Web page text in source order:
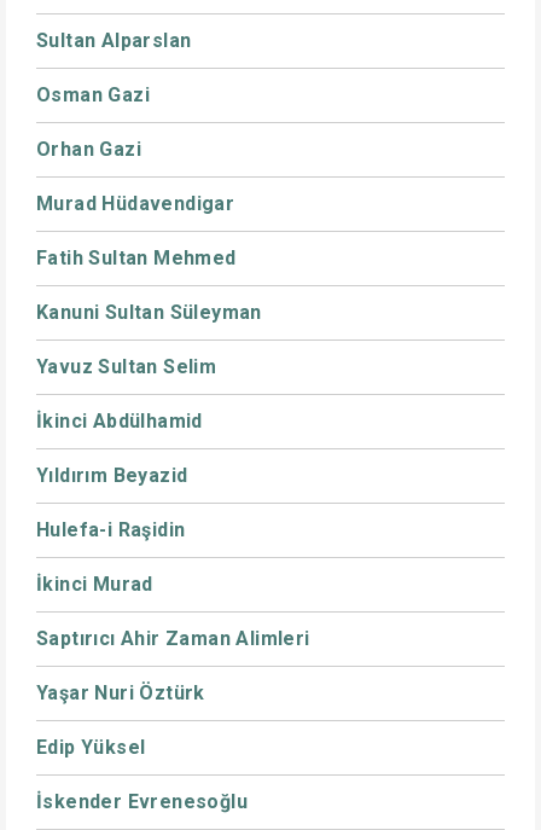
Sultan Alparslan
Osman Gazi
Orhan Gazi
Murad Hüdavendigar
Fatih Sultan Mehmed
Kanuni Sultan Süleyman
Yavuz Sultan Selim
İkinci Abdülhamid
Yıldırım Beyazid
Hulefa-i Raşidin
İkinci Murad
Saptırıcı Ahir Zaman Alimleri
Yaşar Nuri Öztürk
Edip Yüksel
İskender Evrenesoğlu